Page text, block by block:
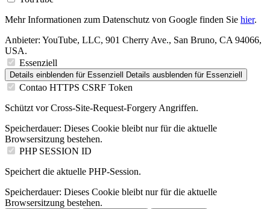
Mehr Informationen zum Datenschutz von Google finden Sie hier.
Anbieter: YouTube, LLC, 901 Cherry Ave., San Bruno, CA 94066,
USA.
Essenziell
Details einblenden für Essenziell Details ausblenden für Essenziell
Contao HTTPS CSRF Token
Schützt vor Cross-Site-Request-Forgery Angriffen.
Speicherdauer: Dieses Cookie bleibt nur für die aktuelle
Browsersitzung bestehen.
PHP SESSION ID
Speichert die aktuelle PHP-Session.
Speicherdauer: Dieses Cookie bleibt nur für die aktuelle
Browsersitzung bestehen.